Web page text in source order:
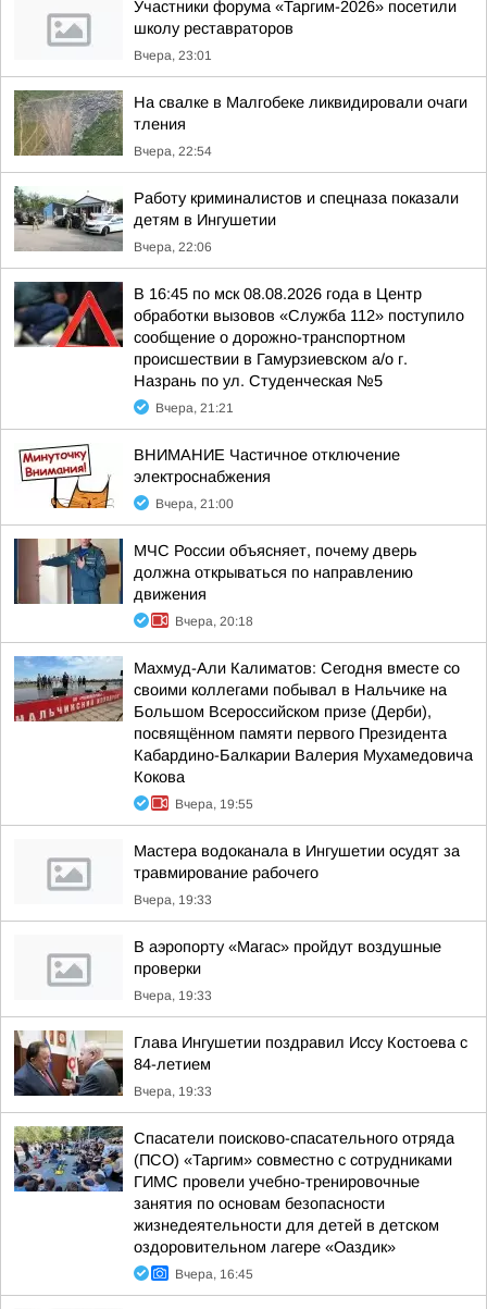
Участники форума «Таргим-2026» посетили
школу реставраторов
Вчера, 23:01
На свалке в Малгобеке ликвидировали очаги
тления
Вчера, 22:54
Работу криминалистов и спецназа показали
детям в Ингушетии
Вчера, 22:06
В 16:45 по мск 08.08.2026 года в Центр
обработки вызовов «Служба 112» поступило
сообщение о дорожно-транспортном
происшествии в Гамурзиевском а/о г.
Назрань по ул. Студенческая №5
Вчера, 21:21
ВНИМАНИЕ Частичное отключение
электроснабжения
Вчера, 21:00
МЧС России объясняет, почему дверь
должна открываться по направлению
движения
Вчера, 20:18
Махмуд-Али Калиматов: Сегодня вместе со
своими коллегами побывал в Нальчике на
Большом Всероссийском призе (Дерби),
посвящённом памяти первого Президента
Кабардино-Балкарии Валерия Мухамедовича
Кокова
Вчера, 19:55
Мастера водоканала в Ингушетии осудят за
травмирование рабочего
Вчера, 19:33
В аэропорту «Магас» пройдут воздушные
проверки
Вчера, 19:33
Глава Ингушетии поздравил Иссу Костоева с
84-летием
Вчера, 19:33
Спасатели поисково-спасательного отряда
(ПСО) «Таргим» совместно с сотрудниками
ГИМС провели учебно-тренировочные
занятия по основам безопасности
жизнедеятельности для детей в детском
оздоровительном лагере «Оаздик»
Вчера, 16:45